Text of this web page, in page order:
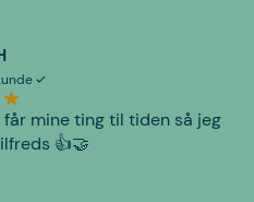
får mine ting til tiden så jeg
👍🤝